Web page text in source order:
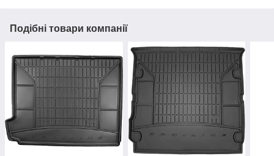
Подібні товари компанії